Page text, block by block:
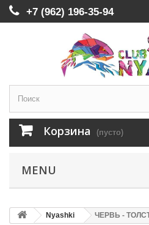
+7 (962) 196-35-94
Корзина (пусто)
MENU
Nyashki ЧЕРВЬ -